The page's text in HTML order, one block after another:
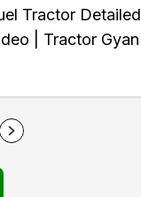
Tractor Detailed
| Tractor Gyan